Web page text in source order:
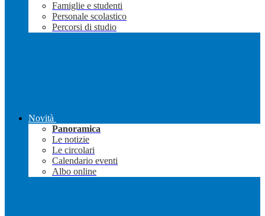
Famiglie e studenti
Personale scolastico
Percorsi di studio
Novità
Panoramica
Le notizie
Le circolari
Calendario eventi
Albo online